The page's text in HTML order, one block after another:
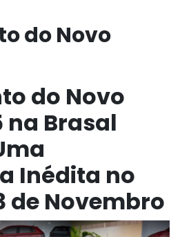
do Novo
do Novo
na Brasal
Inédita no
de Novembro